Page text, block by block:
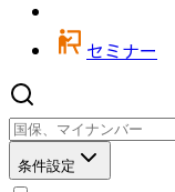
セミナー
条件設定